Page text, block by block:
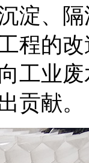
淀、
程的
工业
贡献。